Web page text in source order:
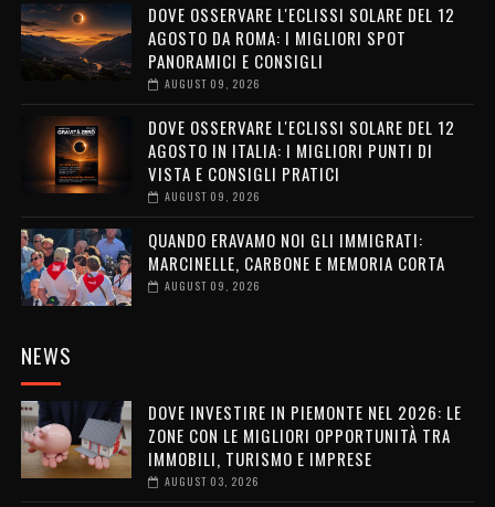
DOVE OSSERVARE L'ECLISSI SOLARE DEL 12
AGOSTO DA ROMA: I MIGLIORI SPOT
PANORAMICI E CONSIGLI
AUGUST 09, 2026
DOVE OSSERVARE L'ECLISSI SOLARE DEL 12
AGOSTO IN ITALIA: I MIGLIORI PUNTI DI
VISTA E CONSIGLI PRATICI
AUGUST 09, 2026
QUANDO ERAVAMO NOI GLI IMMIGRATI:
MARCINELLE, CARBONE E MEMORIA CORTA
AUGUST 09, 2026
NEWS
DOVE INVESTIRE IN PIEMONTE NEL 2026: LE
ZONE CON LE MIGLIORI OPPORTUNITÀ TRA
IMMOBILI, TURISMO E IMPRESE
AUGUST 03, 2026